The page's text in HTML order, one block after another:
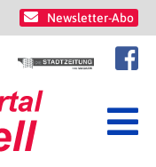
Newsletter-Abo